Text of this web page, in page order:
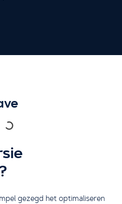
gezegd het optimaliseren